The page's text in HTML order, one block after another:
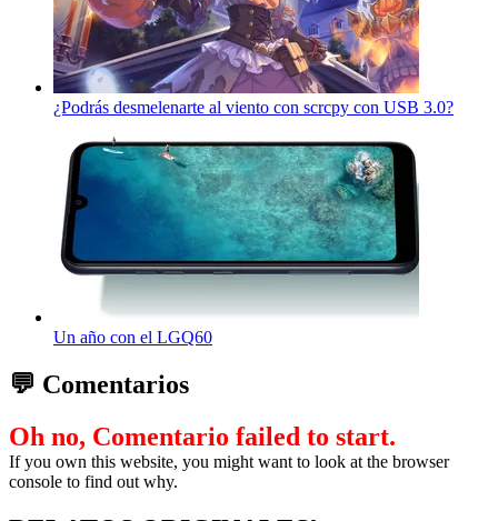
¿Podrás desmelenarte al viento con scrcpy con USB 3.0?
Un año con el LGQ60
💬 Comentarios
Oh no, Comentario failed to start.
If you own this website, you might want to look at the browser
console to find out why.